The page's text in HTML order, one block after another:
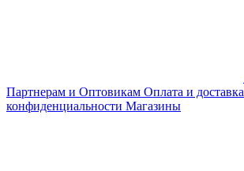
Партнерам и Оптовикам Оплата и доставка
конфиденциальности Магазины